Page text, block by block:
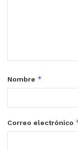
Nombre *
Correo electrónico